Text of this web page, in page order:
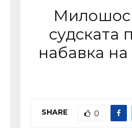
судската
набавка
SHARE 0